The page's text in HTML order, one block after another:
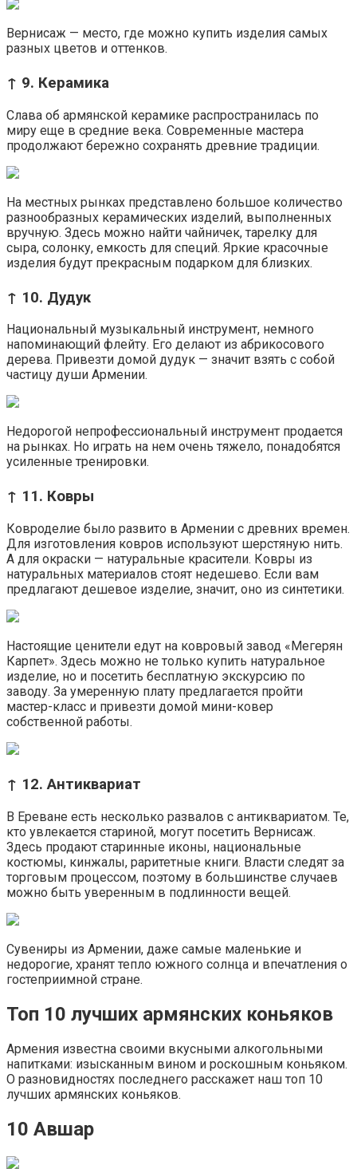
Вернисаж — место, где можно купить изделия самых
разных цветов и оттенков.
↑ 9. Керамика
Слава об армянской керамике распространилась по
миру еще в средние века. Современные мастера
продолжают бережно сохранять древние традиции.
На местных рынках представлено большое количество
разнообразных керамических изделий, выполненных
вручную. Здесь можно найти чайничек, тарелку для
сыра, солонку, емкость для специй. Яркие красочные
изделия будут прекрасным подарком для близких.
↑ 10. Дудук
Национальный музыкальный инструмент, немного
напоминающий флейту. Его делают из абрикосового
дерева. Привезти домой дудук — значит взять с собой
частицу души Армении.
Недорогой непрофессиональный инструмент продается
на рынках. Но играть на нем очень тяжело, понадобятся
усиленные тренировки.
↑ 11. Ковры
Ковроделие было развито в Армении с древних времен.
Для изготовления ковров используют шерстяную нить.
А для окраски — натуральные красители. Ковры из
натуральных материалов стоят недешево. Если вам
предлагают дешевое изделие, значит, оно из синтетики.
Настоящие ценители едут на ковровый завод «Мегерян
Карпет». Здесь можно не только купить натуральное
изделие, но и посетить бесплатную экскурсию по
заводу. За умеренную плату предлагается пройти
мастер-класс и привезти домой мини-ковер
собственной работы.
↑ 12. Антиквариат
В Ереване есть несколько развалов с антиквариатом. Те,
кто увлекается стариной, могут посетить Вернисаж.
Здесь продают старинные иконы, национальные
костюмы, кинжалы, раритетные книги. Власти следят за
торговым процессом, поэтому в большинстве случаев
можно быть уверенным в подлинности вещей.
Сувениры из Армении, даже самые маленькие и
недорогие, хранят тепло южного солнца и впечатления о
гостеприимной стране.
Топ 10 лучших армянских коньяков
Армения известна своими вкусными алкогольными
напитками: изысканным вином и роскошным коньяком.
О разновидностях последнего расскажет наш топ 10
лучших армянских коньяков.
10 Авшар